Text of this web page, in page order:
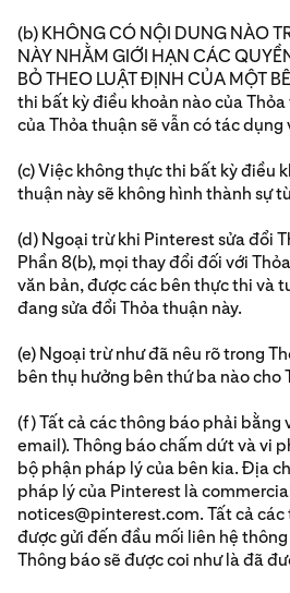
(b) KHÔNG CÓ NỘI DUNG NÀO
NÀY NHẰM GIỚI HẠN CÁC
BỎ THEO LUẬT ĐỊNH CỦA MỘT
thi bất kỳ điều khoản nào của
của Thỏa thuận sẽ vẫn có tác dụng
(c) Việc không thực thi bất kỳ điều
thuận này sẽ không hình thành sự
(d) Ngoại trừ khi Pinterest sửa đổi
Phần 8(b), mọi thay đổi đối với
văn bản, được các bên thực thi và
đang sửa đổi Thỏa thuận này.
(e) Ngoại trừ như đã nêu rõ trong
bên thụ hưởng bên thứ ba nào cho
(f) Tất cả các thông báo phải bằng
email). Thông báo chấm dứt và vi
bộ phận pháp lý của bên kia. Địa
pháp lý của Pinterest là
notices@pinterest.com. Tất cả
được gửi đến đầu mối liên hệ
Thông báo sẽ được coi như là đã